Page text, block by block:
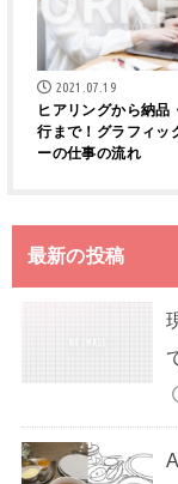
2021.07.19
ヒアリングから納品
行まで！グラフィッ
ーの仕事の流れ
最新の投稿